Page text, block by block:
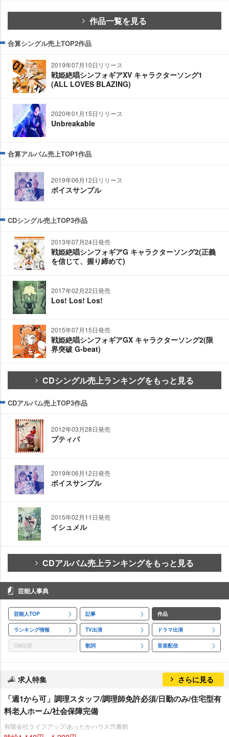
作品一覧を見る
合算シングル売上TOP2作品
2019年07月10日リリース
戦姫絶唱シンフォギアXV キャラクターソング1
(ALL LOVES BLAZING)
2020年01月15日リリース
Unbreakable
合算アルバム売上TOP1作品
2019年06月12日リリース
ボイスサンプル
CDシングル売上TOP3作品
2013年07月24日発売
戦姫絶唱シンフォギアG キャラクターソング2(正義
を信じて、握り締めて)
2017年02月22日発売
Los! Los! Los!
2015年07月15日発売
戦姫絶唱シンフォギアGX キャラクターソング2(限
界突破 G-beat)
CDシングル売上ランキングをもっと見る
CDアルバム売上TOP3作品
2012年03月28日発売
プティパ
2019年06月12日発売
ボイスサンプル
2015年02月11日発売
イシュメル
CDアルバム売上ランキングをもっと見る
芸能人事典
芸能人TOP 記事 作品
ランキング情報 TV出演 ドラマ出演
CM出演 歌詞 音楽配信
求人特集 さらに見る
「週1から可」調理スタッフ/調理師免許必須/日勤のみ/住宅型有
料老人ホーム/社会保障完備
有限会社ライフアップ/あったかハウス弐番館